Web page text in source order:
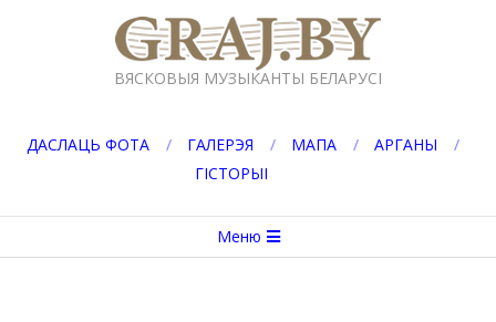
GRAJ.BY
ВЯСКОВЫЯ МУЗЫКАНТЫ БЕЛАРУСІ
ДАСЛАЦЬ ФОТА ГАЛЕРЭЯ МАПА
АРГАНЫ
ГІСТОРЫІ
меню
Меню